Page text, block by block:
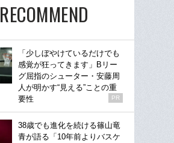
RECOMMEND
「少しぼやけているだけでも
感覚が狂ってきます」Bリー
グ屈指のシューター・安藤周
人が明かす“見える”ことの重
要性
PR
38歳でも進化を続ける篠山竜
青が語る「10年前よりバスケ